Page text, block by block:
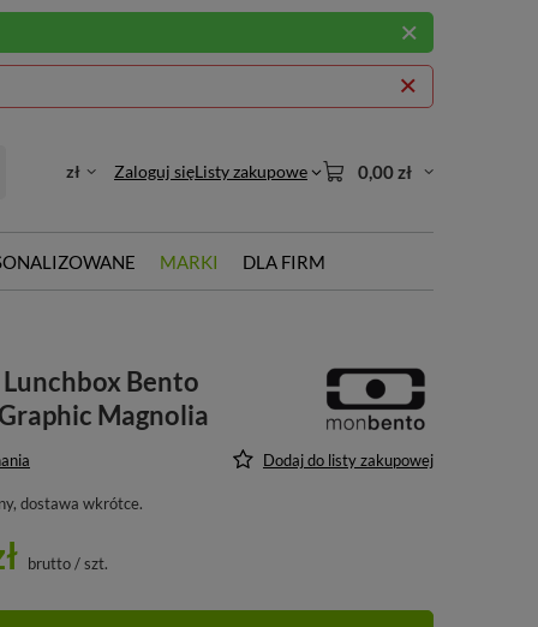
zł Zaloguj sięListy zakupowe 0,00 zł
MARKI DLA FIRM
Bento
Magnolia
Dodaj do listy zakupowej
dostawa wkrótce
brutto/szt.